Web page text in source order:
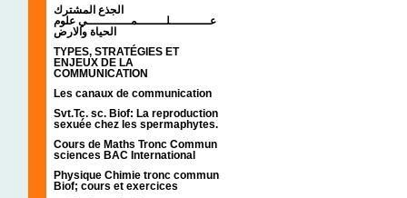
الجذع المشترك
عـــــــــــلــــــــمــــــــــــي علوم
الحياة والارض
TYPES, STRATÉGIES ET
ENJEUX DE LA
COMMUNICATION
Les canaux de communication
Svt.Tc. sc. Biof: La reproduction
sexuée chez les spermaphytes.
Cours de Maths Tronc Commun
sciences BAC International
Physique Chimie tronc commun
Biof; cours et exercices